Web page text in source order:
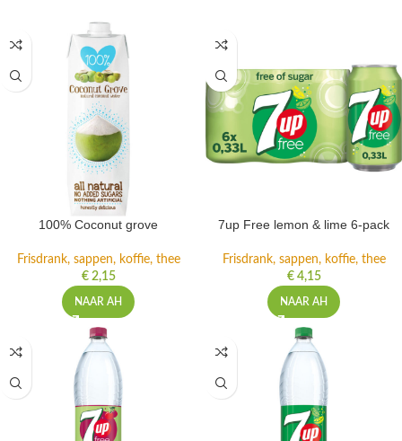
100% Coconut grove
Frisdrank, sappen, koffie, thee
€2,15
NAAR AH
7up Free lemon & lime 6-pack
Frisdrank, sappen, koffie, thee
€4,15
NAAR AH